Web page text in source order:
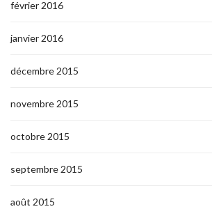
février 2016
janvier 2016
décembre 2015
novembre 2015
octobre 2015
septembre 2015
août 2015